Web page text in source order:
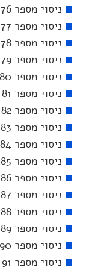
ניסוי מספר 76 – שתיה קוסמית
ניסוי מספר 77 – יש גבול
ניסוי מספר 78 – הפחית – לא רק משקה
ניסוי מספר 79 – הצלחות
ניסוי מספר 80 – יבש במים
ניסוי מספר 81 – בסימן עליה
ניסוי מספר 82 – סימן עליה שניה
ניסוי מספר 83 – מיץ מחשמל
ניסוי מספר 84 – בקבוקים חסרי מנוח
ניסוי מספר 85 – הביצה המעופפת
ניסוי מספר 86 – משפך הפלא
ניסוי מספר 87 – נר בשלט רחוק
ניסוי מספר 88 – מפגש גורלי
ניסוי מספר 89 – "יצרן היין"
ניסוי מספר 90 – גוונים
ניסוי מספר 91 – בדיקות בהידראט